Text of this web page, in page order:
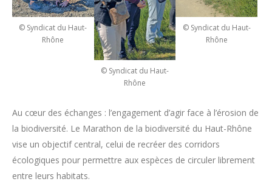
© Syndicat du Haut-
Rhône
© Syndicat du Haut-
Rhône
© Syndicat du Haut-
Rhône
Au cœur des échanges : l’engagement d’agir face à l’érosion de
la biodiversité. Le Marathon de la biodiversité du Haut-Rhône
vise un objectif central, celui de recréer des corridors
écologiques pour permettre aux espèces de circuler librement
entre leurs habitats.